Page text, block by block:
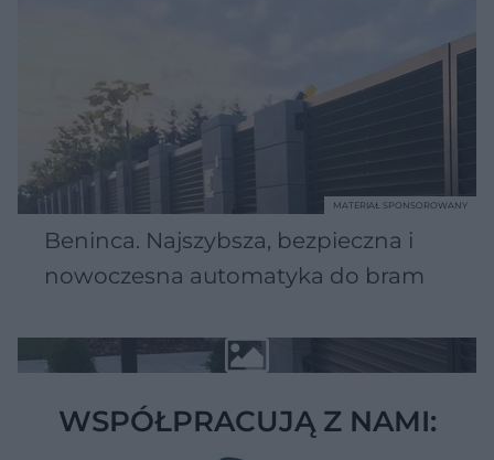
Beninca. Najszybsza, bezpieczna i
nowoczesna automatyka do bram
MATERIAŁ SPONSOROWANY
WSPÓŁPRACUJĄ Z NAMI: